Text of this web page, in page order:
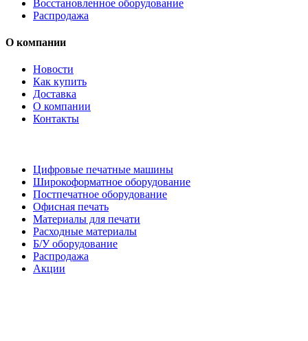
Восстановленное оборудование
Распродажа
О компании
Новости
Как купить
Доставка
О компании
Контакты
Цифровые печатные машины
Широкоформатное оборудование
Постпечатное оборудование
Офисная печать
Материалы для печати
Расходные материалы
Б/У оборудование
Распродажа
Акции